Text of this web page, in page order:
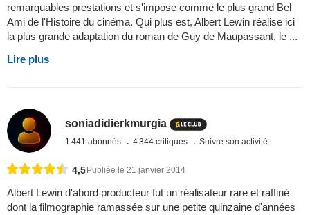
remarquables prestations et s'impose comme le plus grand Bel
Ami de l'Histoire du cinéma. Qui plus est, Albert Lewin réalise ici
la plus grande adaptation du roman de Guy de Maupassant, le ...
Lire plus
soniadidierkmurgia
1 441 abonnés 4 344 critiques Suivre son activité
4,5 Publiée le 21 janvier 2014
Albert Lewin d'abord producteur fut un réalisateur rare et raffiné
dont la filmographie ramassée sur une petite quinzaine d'années